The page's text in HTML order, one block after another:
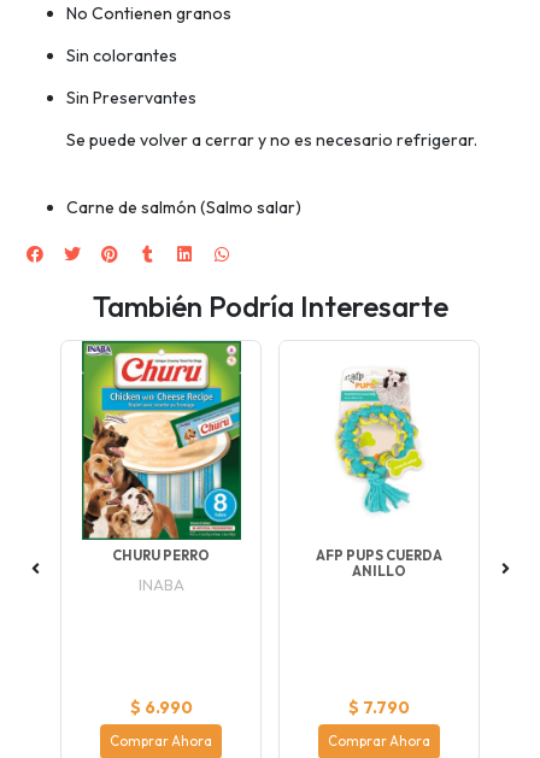
No Contienen granos
Sin colorantes
Sin Preservantes
Se puede volver a cerrar y no es necesario refrigerar.
Carne de salmón (Salmo salar)
También Podría Interesarte
CHURU PERRO
INABA
$ 6.990
Comprar Ahora
AFP PUPS CUERDA
ANILLO
$ 7.790
Comprar Ahora